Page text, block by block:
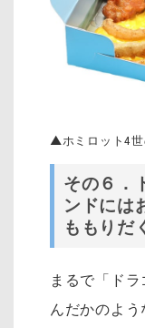
▲ホミロット4世
その６．
ンドには
ももりだ
まるで「ド
んだかのよう